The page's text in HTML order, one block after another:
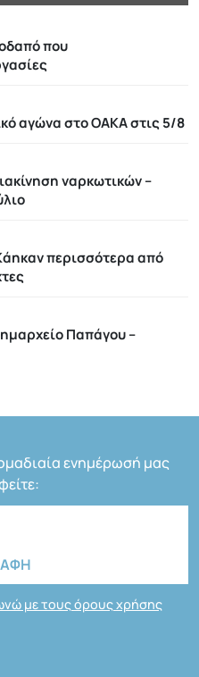
που
αγώνα στο ΟΑΚΑ στις 5/8
ναρκωτικών –
περισσότερα από
Παπάγου –
ενημέρωσή μας
με τους όρους χρήσης